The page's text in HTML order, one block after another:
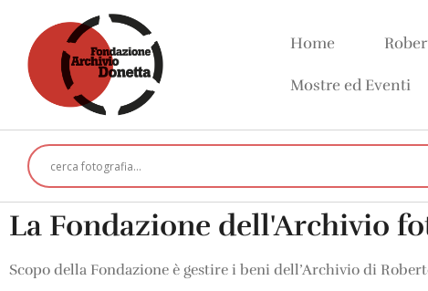
Home
Mostre ed Eventi
La Fondazione dell'Archivio
Scopo della Fondazione è gestire i beni dell’Archivio di